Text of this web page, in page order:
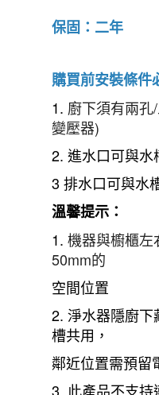
保固：二年
購買前安裝條件
1. 廚下須有兩
變壓器)
2. 進水口可與水
3 排水口可與水
溫馨提示：
1. 機器與櫥櫃左
50mm的
空間位置
2. 淨水器隱廚下
槽共用，
鄰近位置需預留
3. 此產品不支持